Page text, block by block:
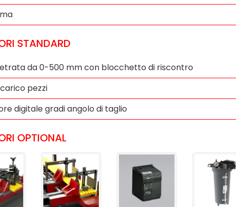
STANDARD
da 0-500 mm con blocchetto di riscontro
pezzi
digitale gradi angolo di taglio
OPTIONAL